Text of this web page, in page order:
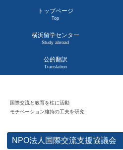
トップページ
Top
横浜留学センター
Study abroad
公的翻訳
Translation
国際交流と教育を柱に活動
モチベーション維持の工夫を研究
NPO法人国際交流支援協議会